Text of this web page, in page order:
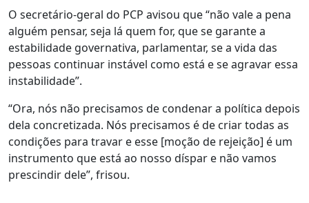
O secretário-geral do PCP avisou que “não vale a pena
alguém pensar, seja lá quem for, que se garante a
estabilidade governativa, parlamentar, se a vida das
pessoas continuar instável como está e se agravar essa
instabilidade”.
“Ora, nós não precisamos de condenar a política depois
dela concretizada. Nós precisamos é de criar todas as
condições para travar e esse [moção de rejeição] é um
instrumento que está ao nosso díspar e não vamos
prescindir dele”, frisou.